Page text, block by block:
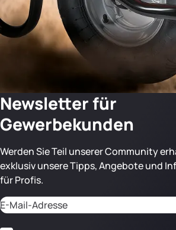
Newsletter für
Gewerbekunden
Werden Sie Teil unserer Community
exklusiv unsere Tipps, Angebote und
für Profis.
Adresse email
CAPTCHA